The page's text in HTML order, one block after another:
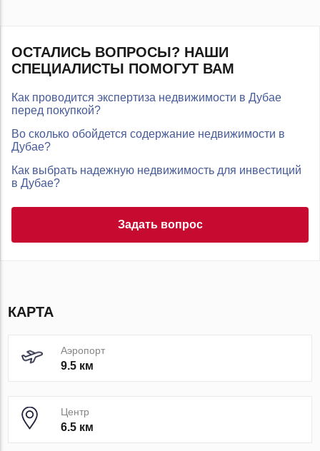
ОСТАЛИСЬ ВОПРОСЫ? НАШИ
СПЕЦИАЛИСТЫ ПОМОГУТ ВАМ
Как проводится экспертиза недвижимости в Дубае
перед покупкой?
Во сколько обойдется содержание недвижимости в
Дубае?
Как выбрать надежную недвижимость для инвестиций
в Дубае?
Задать вопрос
КАРТА
Аэропорт
9.5 км
Центр
6.5 км